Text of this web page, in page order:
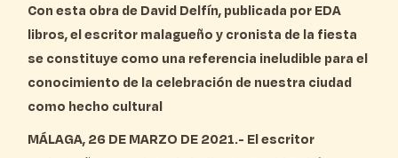
Con esta obra de David Delfín, publicada por EDA
libros, el escritor malagueño y cronista de la fiesta
se constituye como una referencia ineludible para el
conocimiento de la celebración de nuestra ciudad
como hecho cultural
MÁLAGA, 26 DE MARZO DE 2021.- El escritor